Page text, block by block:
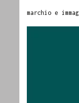
marchio e